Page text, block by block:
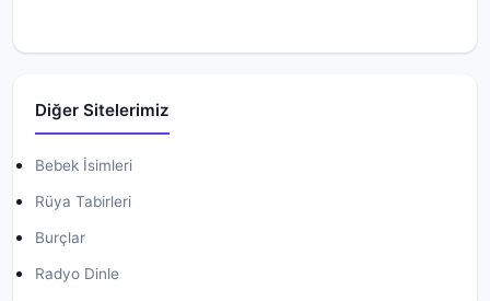
Diğer Sitelerimiz
Bebek İsimleri
Rüya Tabirleri
Burçlar
Radyo Dinle